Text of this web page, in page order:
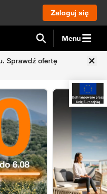
Zaloguj się
Menu
Sprawdź ofertę
Internet